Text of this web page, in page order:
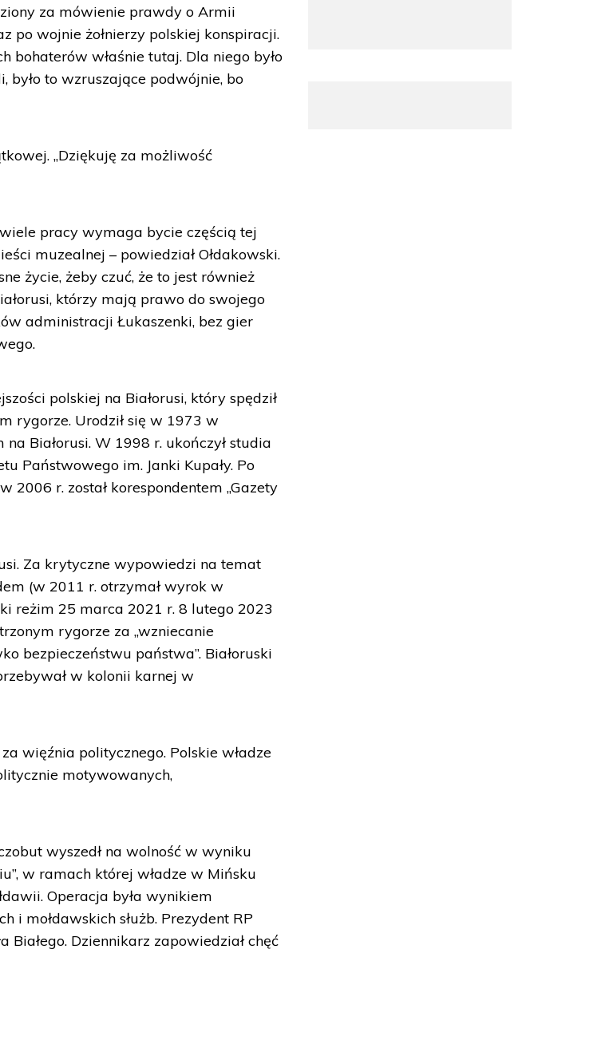
za mówienie prawdy o Armii
po wojnie żołnierzy polskiej konspiracji.
bohaterów właśnie tutaj. Dla niego było
było to wzruszające podwójnie, bo
„Dziękuję za możliwość
pracy wymaga bycie częścią tej
muzealnej – powiedział Ołdakowski.
życie, żeby czuć, że to jest również
którzy mają prawo do swojego
administracji Łukaszenki, bez gier
polskiej na Białorusi, który spędził
rygorze. Urodził się w 1973 w
Białorusi. W 1998 r. ukończył studia
Państwowego im. Janki Kupały. Po
2006 r. został korespondentem „Gazety
Za krytyczne wypowiedzi na temat
(w 2011 r. otrzymał wyrok w
reżim 25 marca 2021 r. 8 lutego 2023
rygorze za „wzniecanie
bezpieczeństwu państwa”. Białoruski
w kolonii karnej w
więźnia politycznego. Polskie władze
motywowanych,
wyszedł na wolność w wyniku
w ramach której władze w Mińsku
Operacja była wynikiem
i mołdawskich służb. Prezydent RP
Białego. Dziennikarz zapowiedział chęć